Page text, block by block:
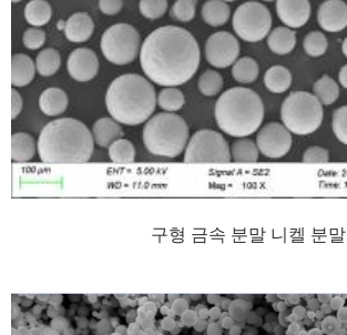
구형 금속 분말 니켈 분말